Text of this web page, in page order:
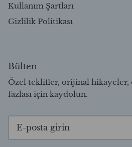
Kullanım Şartları
Gizlilik Politikası
Bülten
Özel teklifler, orijinal hikayeler,
fazlası için kaydolun.